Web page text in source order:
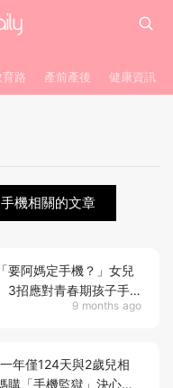
育路 產前產後 健康資訊
機相關的文章
9 months ago
要阿媽定手機？」女兒
招應對青春期孩子手
一年僅124天與2歲兒相
「手機監獄」決心陪